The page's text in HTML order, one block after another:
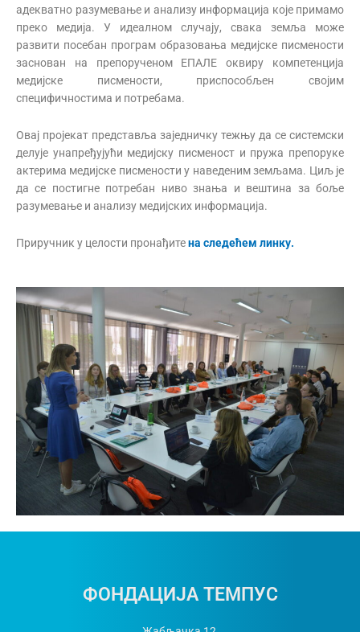
адекватно разумевање и анализу информација које примамо
преко медија. У идеалном случају, свака земља може
развити посебан програм образовања медијске писмености
заснован на препорученом ЕПАЛЕ оквиру компетенција
медијске писмености, приспособљен својим
специфичностима и потребама.
Овај пројекат представља заједничку тежњу да се системски
делује унапређујући медијску писменост и пружа препоруке
актерима медијске писмености у наведеним земљама. Циљ је
да се постигне потребан ниво знања и вештина за боље
разумевање и анализу медијских информација.
Приручник у целости пронађитена следећем линку.
ФОНДАЦИЈА ТЕМПУС